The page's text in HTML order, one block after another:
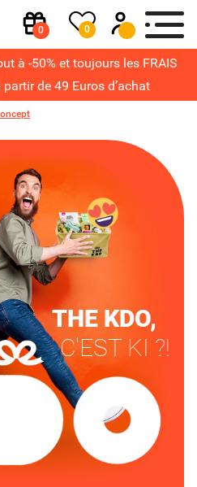
0 0
à -50% et toujours les FRAIS
partir de 49 Euros d’achat
THE KDO,
C'EST KI ?!